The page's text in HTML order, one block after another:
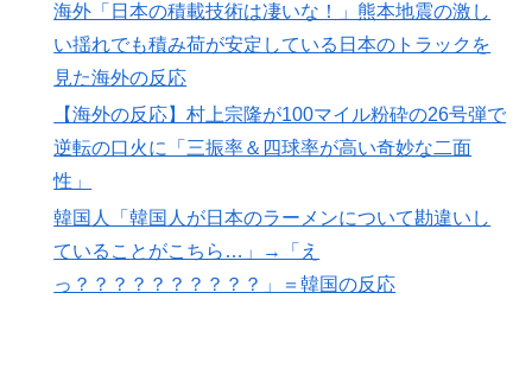
韓国人「日本の村上宗隆 vs 韓国のイ・ジョンフ」
フランス人「なぜ移籍させない?」中村敬斗に複数オフ
ァー！ランスが46億円要求でまさかの残留の可能性浮
上！現地サポの本音がこれ！【海外の反応】
日本の食品、買ってみたものの使い道が分からない外国
人が続出
▶ 外国人「初めてトラウマになった日本のアニメといえば
海外「日本の積載技術は凄いな！」熊本地震の激し
い揺れでも積み荷が安定している日本のトラックを
見た海外の反応
【海外の反応】村上宗隆が100マイル粉砕の26号弾で
逆転の口火に「三振率＆四球率が高い奇妙な二面
性」
韓国人「韓国人が日本のラーメンについて勘違いし
ていることがこちら…」→「え
っ？？？？？？？？？？」＝韓国の反応